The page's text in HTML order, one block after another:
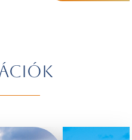
természeti
vidék hangulata is
tovább »